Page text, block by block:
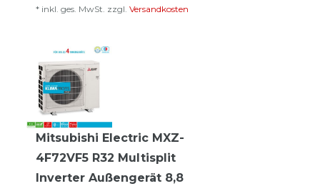
* inkl. ges. MwSt. zzgl. Versandkosten
Mitsubishi Electric MXZ-
4F72VF5 R32 Multisplit
Inverter Außengerät 8,8